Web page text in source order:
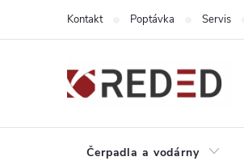
Kontakt Poptávka Servis
Čerpadla a vodárny